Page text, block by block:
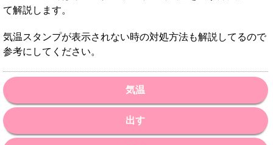
て解説します。
気温スタンプが表示されない時の対処方法も解説してるので
参考にしてください。
気温
出す